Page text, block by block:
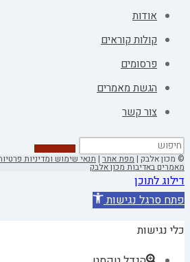
אודות
קולות קוראים
פרסומים
הגשת מאמרים
צור קשר
© מכון אלבק |מפת אתר|תנאי שימוש ומדיניות
מאמרים באדיבות מכון אלבק
דילוג לתוכן
פתח סרגל נגישות
כלי נגישות